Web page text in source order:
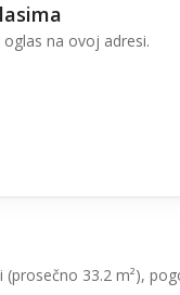
na ovoj adresi.
33.2 m²),